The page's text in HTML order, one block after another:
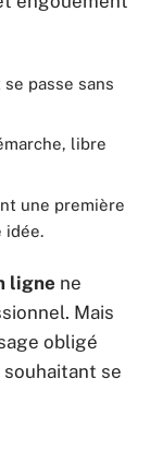
passe sans
libre
une première
idée.
ligne ne
Mais
obligé
se